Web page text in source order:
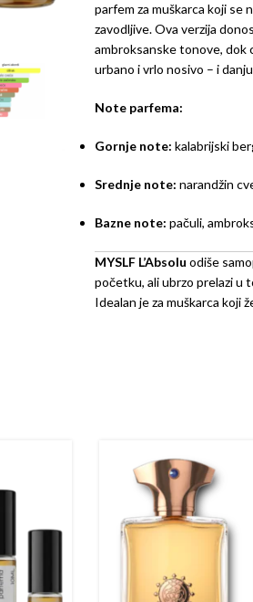
parfem za muškarca koji se
zavodljive. Ova verzija
ambroksanske tonove,
urbano i vrlo nosivo – i
Note parfema:
Gornje note: kalabrijski
Srednje note: narandžin
Bazne note: pačuli,
MYSLF L’Absolu odiše
početku, ali ubrzo prelazi u
Idealan je za muškarca koji